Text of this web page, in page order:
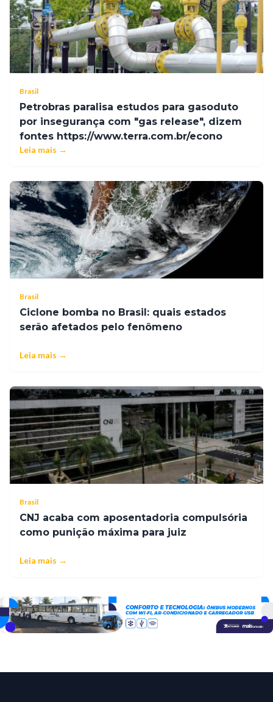
Brasil
Petrobras paralisa estudos para gasoduto
por insegurança com "gas release", dizem
fontes https://www.terra.com.br/econo
Leia mais →
Brasil
Ciclone bomba no Brasil: quais estados
serão afetados pelo fenômeno
Leia mais →
Brasil
CNJ acaba com aposentadoria compulsória
como punição máxima para juiz
Leia mais →